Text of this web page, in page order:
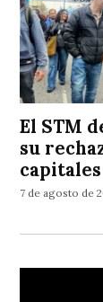
El STM
su
7 de agosto de